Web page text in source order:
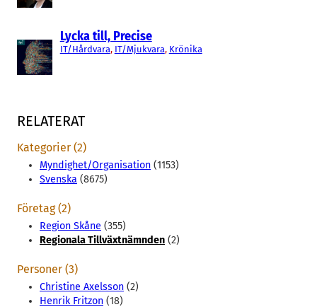
Lycka till, Precise
IT/Hårdvara, IT/Mjukvara, Krönika
RELATERAT
Kategorier (2)
Myndighet/Organisation (1153)
Svenska (8675)
Företag (2)
Region Skåne (355)
Regionala Tillväxtnämnden (2)
Personer (3)
Christine Axelsson (2)
Henrik Fritzon (18)